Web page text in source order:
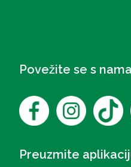
Povežite se s nama
Preuzmite